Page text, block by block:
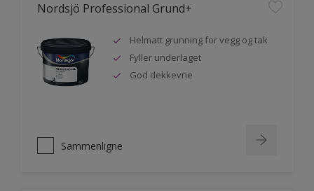
Nordsjö Professional Grund+
Helmatt grunning for vegg og tak
Fyller underlaget
God dekkevne
Sammenligne